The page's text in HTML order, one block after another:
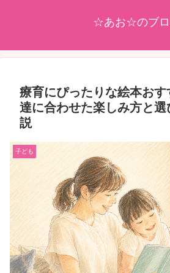
☆あお☆のブ
療育にぴったりな絵本お
達に合わせた楽しみ方と
説
子ども